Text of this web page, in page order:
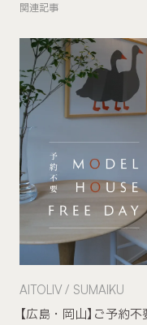
関連記事
【広島・岡山】ご予約
AITOLIV
SUMAIKU